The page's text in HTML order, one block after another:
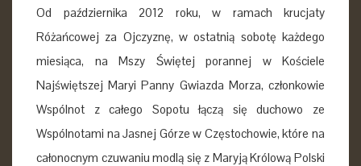
Od października 2012 roku, w ramach krucjaty
Różańcowej za Ojczyznę, w ostatnią sobotę każdego
miesiąca, na Mszy Świętej porannej w Kościele
Najświętszej Maryi Panny Gwiazda Morza, członkowie
Wspólnot z całego Sopotu łączą się duchowo ze
Wspólnotami na Jasnej Górze w Częstochowie, które na
całonocnym czuwaniu modlą się z Maryją Królową Polski